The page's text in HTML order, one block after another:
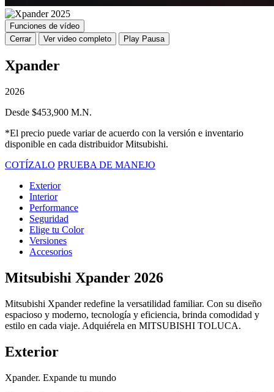
Funciones de vídeo
Cerrar
Ver video completo Play Pausa
Xpander
2026
Desde $453,900 M.N.
*El precio puede variar de acuerdo con la versión e inventario
disponible en cada distribuidor Mitsubishi.
COTÍZALO PRUEBA DE MANEJO
Exterior
Interior
Performance
Seguridad
Elige tu Color
Versiones
Accesorios
Mitsubishi Xpander 2026
Mitsubishi Xpander redefine la versatilidad familiar. Con su diseño
espacioso y moderno, tecnología y eficiencia, brinda comodidad y
estilo en cada viaje. Adquiérela en MITSUBISHI TOLUCA.
Exterior
Xpander. Expande tu mundo